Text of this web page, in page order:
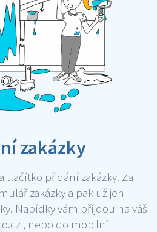
zakázky
přidání zakázky. Za
zakázky a pak už jen
Nabídky vám příjdou na váš
, nebo do mobilní